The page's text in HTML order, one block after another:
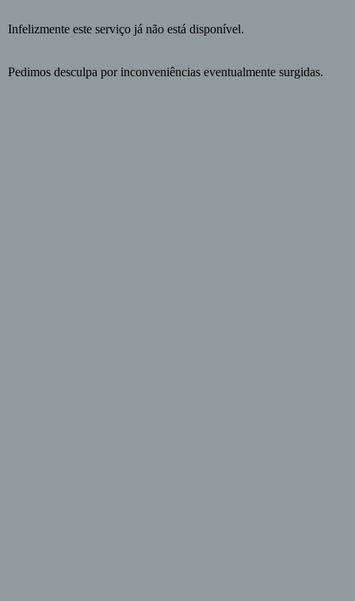
Infelizmente este serviço já não está disponível.
Pedimos desculpa por inconveniências eventualmente surgidas.